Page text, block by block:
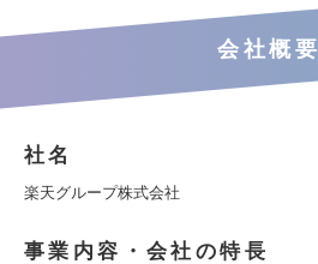
会社概要
社名
楽天グループ株式会社
事業内容・会社の特長